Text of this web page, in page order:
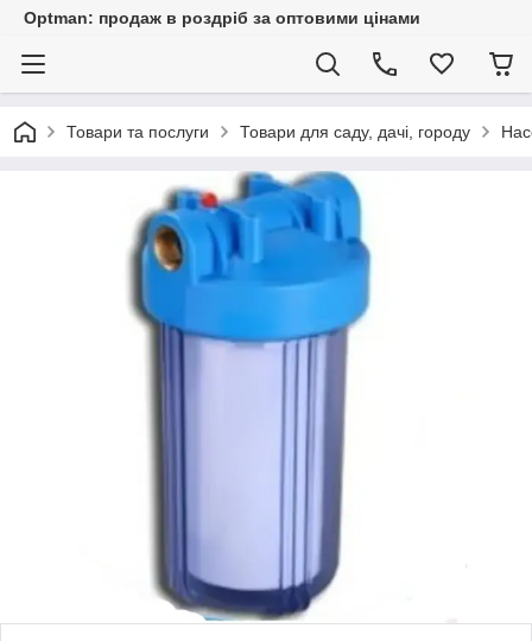
Optman: продаж в роздріб за оптовими цінами
Товари та послуги Товари для саду, дачі, городу